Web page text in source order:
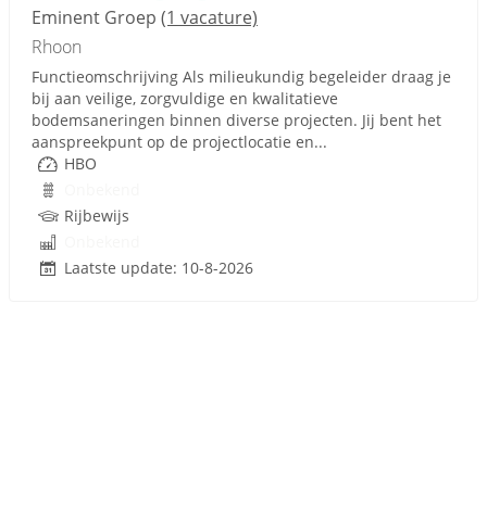
Eminent Groep (1 vacature)
Rhoon
Functieomschrijving Als milieukundig begeleider draag je
bij aan veilige, zorgvuldige en kwalitatieve
bodemsaneringen binnen diverse projecten. Jij bent het
aanspreekpunt op de projectlocatie en...
HBO
Rijbewijs
Laatste update: 10-8-2026